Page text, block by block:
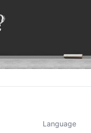
Language